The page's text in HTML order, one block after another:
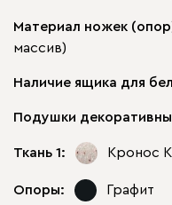
Материал ножек
массив)
Наличие ящика для
Подушки
Ткань 1: Кронос
Опоры: Графит